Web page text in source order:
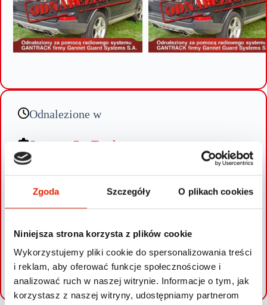
Zgoda Szczegóły O plikach cookies
Niniejsza strona korzysta z plików cookie
Wykorzystujemy pliki cookie do spersonalizowania treści
i reklam, aby oferować funkcje społecznościowe i
analizować ruch w naszej witrynie. Informacje o tym, jak
korzystasz z naszej witryny, udostępniamy partnerom
Odnalezione w
System: GanTrack
W ciągu kilku godzin od zgłoszenia kradzieży jednostki
naziemne Gannet Guard Systems we współpracy z ekipą
namierzającą samochód Volvo XC90 z samolotu podały jego
dokładną lokalizację Policji.
SPRAWDŹ SWOJE AUTO